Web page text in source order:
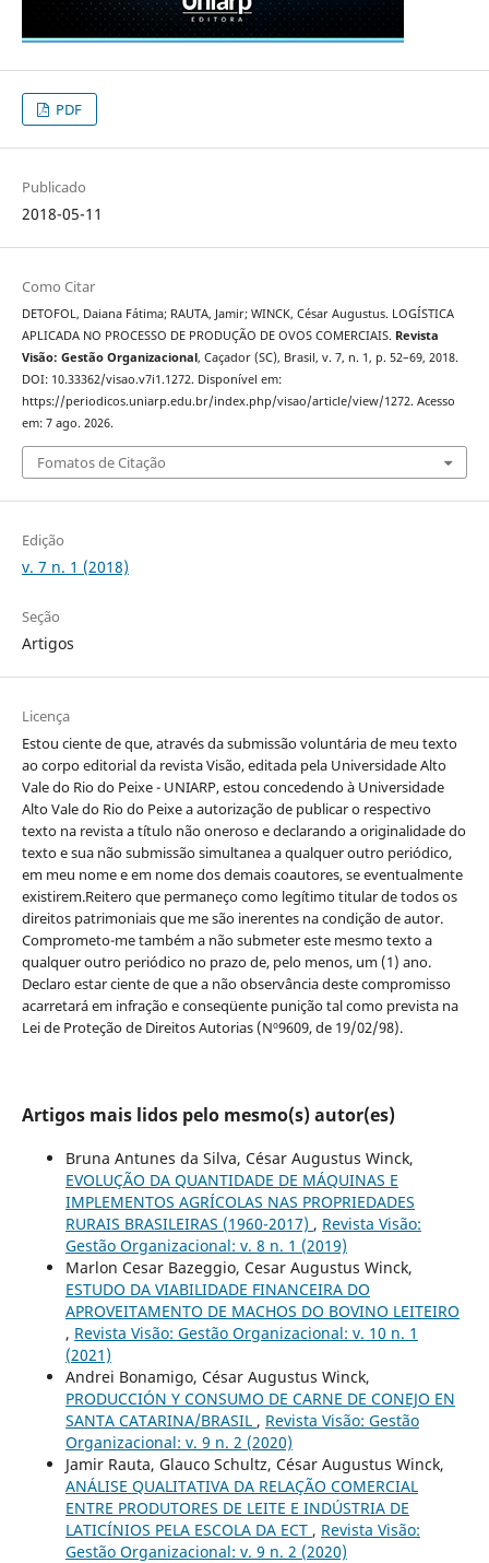
PDF
Publicado
2018-05-11
Como Citar
DETOFOL, Daiana Fátima; RAUTA, Jamir; WINCK, César Augustus. LOGÍSTICA
APLICADA NO PROCESSO DE PRODUÇÃO DE OVOS COMERCIAIS. Revista
Visão: Gestão Organizacional, Caçador (SC), Brasil, v. 7, n. 1, p. 52–69, 2018.
DOI: 10.33362/visao.v7i1.1272. Disponível em:
https://periodicos.uniarp.edu.br/index.php/visao/article/view/1272. Acesso
em: 7 ago. 2026.
Fomatos de Citação
Edição
v. 7 n. 1 (2018)
Seção
Artigos
Licença
Estou ciente de que, através da submissão voluntária de meu texto
ao corpo editorial da revista Visão, editada pela Universidade Alto
Vale do Rio do Peixe - UNIARP, estou concedendo à Universidade
Alto Vale do Rio do Peixe a autorização de publicar o respectivo
texto na revista a título não oneroso e declarando a originalidade do
texto e sua não submissão simultanea a qualquer outro periódico,
em meu nome e em nome dos demais coautores, se eventualmente
existirem.Reitero que permaneço como legítimo titular de todos os
direitos patrimoniais que me são inerentes na condição de autor.
Comprometo-me também a não submeter este mesmo texto a
qualquer outro periódico no prazo de, pelo menos, um (1) ano.
Declaro estar ciente de que a não observância deste compromisso
acarretará em infração e conseqüente punição tal como prevista na
Lei de Proteção de Direitos Autorias (Nº9609, de 19/02/98).
Artigos mais lidos pelo mesmo(s) autor(es)
Bruna Antunes da Silva, César Augustus Winck,
EVOLUÇÃO DA QUANTIDADE DE MÁQUINAS E
IMPLEMENTOS AGRÍCOLAS NAS PROPRIEDADES
RURAIS BRASILEIRAS (1960-2017) , Revista Visão:
Gestão Organizacional: v. 8 n. 1 (2019)
Marlon Cesar Bazeggio, Cesar Augustus Winck,
ESTUDO DA VIABILIDADE FINANCEIRA DO
APROVEITAMENTO DE MACHOS DO BOVINO LEITEIRO
, Revista Visão: Gestão Organizacional: v. 10 n. 1
(2021)
Andrei Bonamigo, César Augustus Winck,
PRODUCCIÓN Y CONSUMO DE CARNE DE CONEJO EN
SANTA CATARINA/BRASIL , Revista Visão: Gestão
Organizacional: v. 9 n. 2 (2020)
Jamir Rauta, Glauco Schultz, César Augustus Winck,
ANÁLISE QUALITATIVA DA RELAÇÃO COMERCIAL
ENTRE PRODUTORES DE LEITE E INDÚSTRIA DE
LATICÍNIOS PELA ESCOLA DA ECT , Revista Visão:
Gestão Organizacional: v. 9 n. 2 (2020)